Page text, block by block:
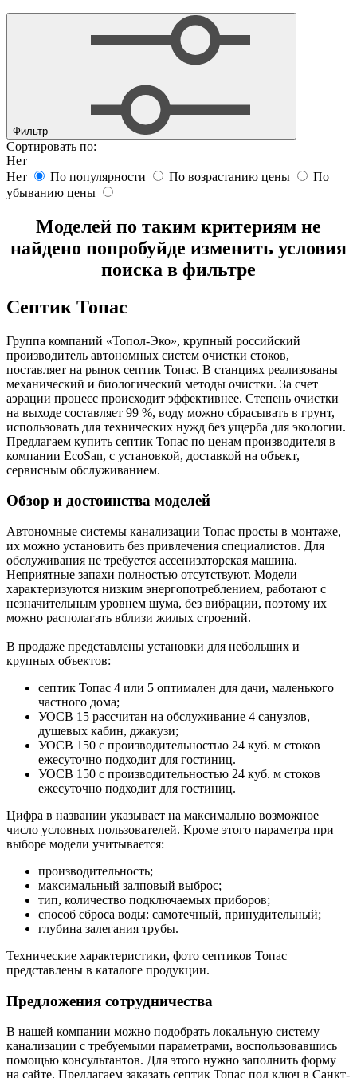
Фильтр
Сортировать по:
Нет
Нет
По популярности По возрастанию цены
По
убыванию цены
Моделей по таким критериям не
найдено попробуйде изменить условия
поиска в фильтре
Септик Топас
Группа компаний «Топол-Эко», крупный российский
производитель автономных систем очистки стоков,
поставляет на рынок септик Топас. В станциях реализованы
механический и биологический методы очистки. За счет
аэрации процесс происходит эффективнее. Степень очистки
на выходе составляет 99 %, воду можно сбрасывать в грунт,
использовать для технических нужд без ущерба для экологии.
Предлагаем купить септик Топас по ценам производителя в
компании EcoSan, с установкой, доставкой на объект,
сервисным обслуживанием.
Обзор и достоинства моделей
Автономные системы канализации Топас просты в монтаже,
их можно установить без привлечения специалистов. Для
обслуживания не требуется ассенизаторская машина.
Неприятные запахи полностью отсутствуют. Модели
характеризуются низким энергопотреблением, работают с
незначительным уровнем шума, без вибрации, поэтому их
можно располагать вблизи жилых строений.
В продаже представлены установки для небольших и
крупных объектов:
септик Топас 4 или 5 оптимален для дачи, маленького
частного дома;
УОСВ 15 рассчитан на обслуживание 4 санузлов,
душевых кабин, джакузи;
УОСВ 150 с производительностью 24 куб. м стоков
ежесуточно подходит для гостиниц.
УОСВ 150 с производительностью 24 куб. м стоков
ежесуточно подходит для гостиниц.
Цифра в названии указывает на максимально возможное
число условных пользователей. Кроме этого параметра при
выборе модели учитывается:
производительность;
максимальный залповый выброс;
тип, количество подключаемых приборов;
способ сброса воды: самотечный, принудительный;
глубина залегания трубы.
Технические характеристики, фото септиков Топас
представлены в каталоге продукции.
Предложения сотрудничества
В нашей компании можно подобрать локальную систему
канализации с требуемыми параметрами, воспользовавшись
помощью консультантов. Для этого нужно заполнить форму
на сайте. Предлагаем заказать септик Топас под ключ в Санкт-